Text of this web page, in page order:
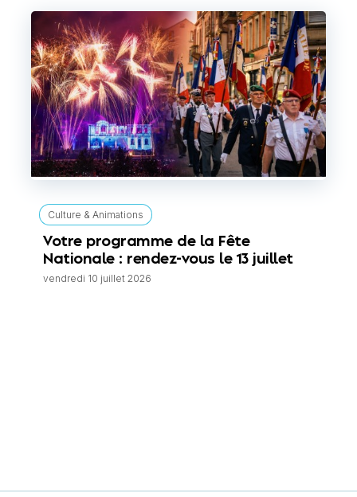
Culture & Animations
Votre programme de la Fête
Nationale : rendez-vous le 13 juillet
vendredi 10 juillet 2026